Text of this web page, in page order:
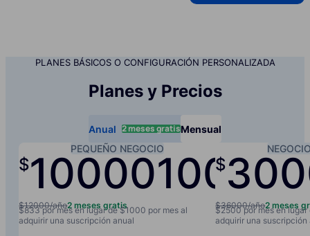
PLANES BÁSICOS O CONFIGURACIÓN PERSONALIZADA
Planes y Precios
Anual 2 meses gratisMensual
PEQUEÑO NEGOCIO
$100001000/año/
$12000/año2 meses gratis
$833 por mes en lugar de $1000 por mes al
adquirir una suscripción anual
$
$36000/año2 meses
$2500 por mes en
adquirir una suscripción